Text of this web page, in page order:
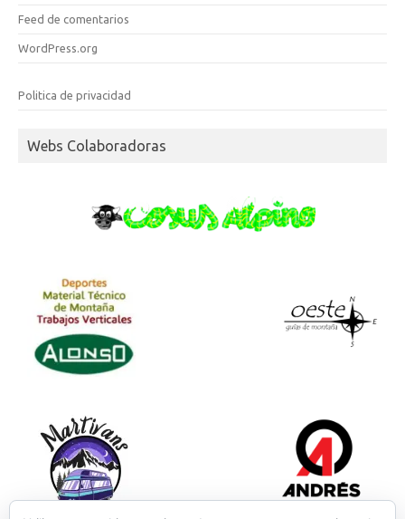
Feed de comentarios
WordPress.org
Politica de privacidad
Webs Colaboradoras